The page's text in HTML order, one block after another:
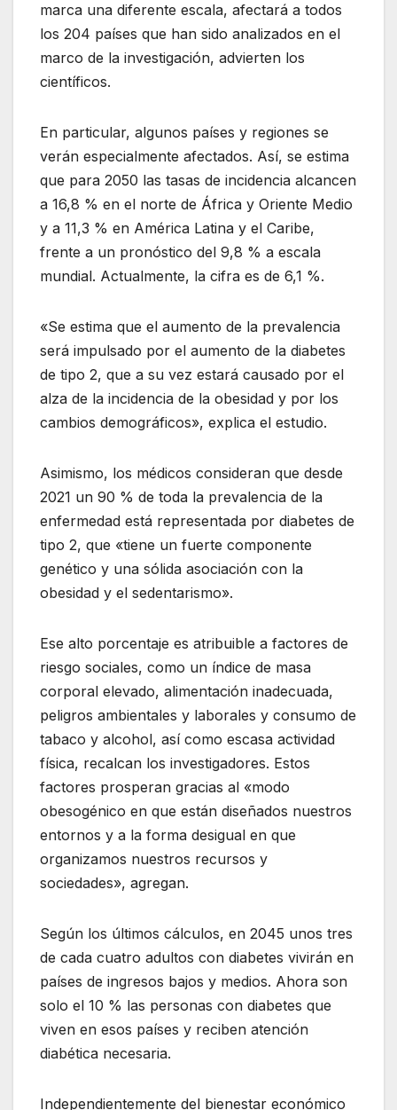
marca una diferente escala, afectará a todos
los 204 países que han sido analizados en el
marco de la investigación, advierten los
científicos.
En particular, algunos países y regiones se
verán especialmente afectados. Así, se estima
que para 2050 las tasas de incidencia alcancen
a 16,8 % en el norte de África y Oriente Medio
y a 11,3 % en América Latina y el Caribe,
frente a un pronóstico del 9,8 % a escala
mundial. Actualmente, la cifra es de 6,1 %.
«Se estima que el aumento de la prevalencia
será impulsado por el aumento de la diabetes
de tipo 2, que a su vez estará causado por el
alza de la incidencia de la obesidad y por los
cambios demográficos», explica el estudio.
Asimismo, los médicos consideran que desde
2021 un 90 % de toda la prevalencia de la
enfermedad está representada por diabetes de
tipo 2, que «tiene un fuerte componente
genético y una sólida asociación con la
obesidad y el sedentarismo».
Ese alto porcentaje es atribuible a factores de
riesgo sociales, como un índice de masa
corporal elevado, alimentación inadecuada,
peligros ambientales y laborales y consumo de
tabaco y alcohol, así como escasa actividad
física, recalcan los investigadores. Estos
factores prosperan gracias al «modo
obesogénico en que están diseñados nuestros
entornos y a la forma desigual en que
organizamos nuestros recursos y
sociedades», agregan.
Según los últimos cálculos, en 2045 unos tres
de cada cuatro adultos con diabetes vivirán en
países de ingresos bajos y medios. Ahora son
solo el 10 % las personas con diabetes que
viven en esos países y reciben atención
diabética necesaria.
Independientemente del bienestar económico